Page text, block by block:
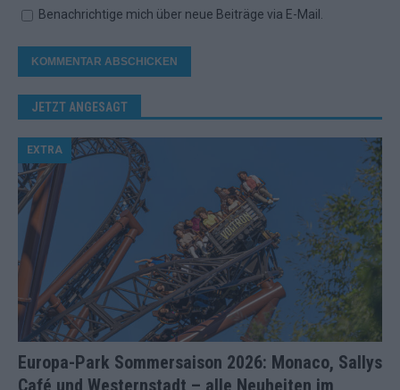
Benachrichtige mich über neue Beiträge via E-Mail.
JETZT ANGESAGT
Europa-Park Sommersaison 2026: Monaco, Sallys
EXTRA